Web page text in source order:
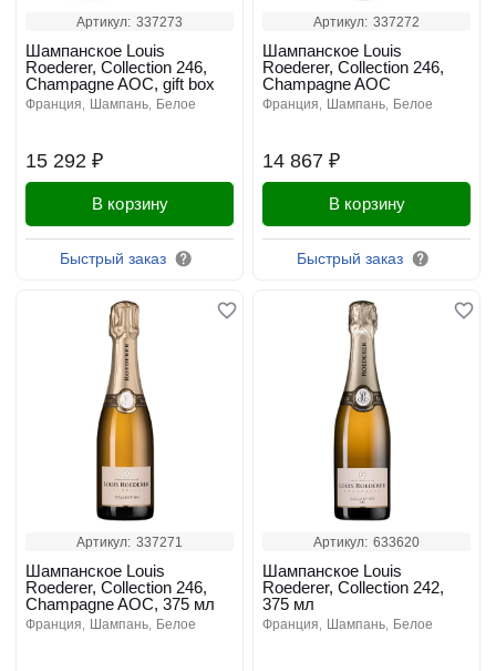
Артикул: 337273
15 292 ₽
Шампанское Louis
Roederer, Collection 246,
Champagne AOC, gift box
франция шампань белое
В корзину
Быстрый заказ
Артикул: 337272
14 867 ₽
Шампанское Louis
Roederer, Collection 246,
Champagne AOC
франция шампань белое
В корзину
Быстрый заказ
Артикул: 337271
Шампанское Louis
Roederer, Collection 246,
Champagne AOC, 375 мл
франция шампань белое
Артикул: 633620
Шампанское Louis
Roederer, Collection 242,
375 мл
франция шампань белое